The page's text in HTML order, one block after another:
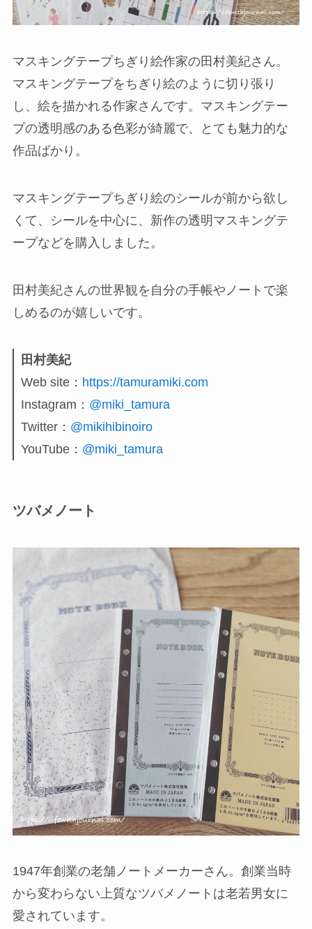
マスキングテープちぎり絵作家の田村美紀さん。
マスキングテープをちぎり絵のように切り張り
し、絵を描かれる作家さんです。マスキングテー
プの透明感のある色彩が綺麗で、とても魅力的な
作品ばかり。
マスキングテープちぎり絵のシールが前から欲し
くて、シールを中心に、新作の透明マスキングテ
ープなどを購入しました。
田村美紀さんの世界観を自分の手帳やノートで楽
しめるのが嬉しいです。
田村美紀
Web site： https://tamuramiki.com
Instagram： @miki_tamura
Twitter： @mikihibinoiro
YouTube： @miki_tamura
ツバメノート
1947年創業の老舗ノートメーカーさん。創業当時
から変わらない上質なツバメノートは老若男女に
愛されています。